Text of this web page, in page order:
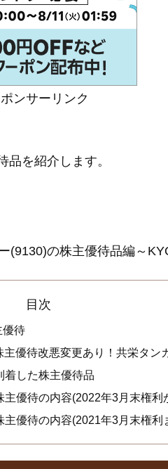
ンサーリンク
を紹介します。
(9130)の株主優待品編～
目次
優待
優待改悪変更あり！共栄タン
着した株主優待品
主優待の内容(2022年3月末権利
主優待の内容(2021年3月末権利